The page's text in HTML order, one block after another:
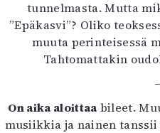
tunnelmasta. Mutta
”Epäkasvi”? Oliko
muuta perinteisessä
Tahtomattakin
On aika aloittaa bileet.
musiikkia ja nainen